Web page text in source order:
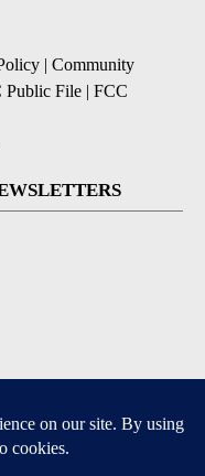
| Community
File | FCC